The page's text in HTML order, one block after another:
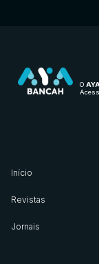
O
Início
Revistas
Jornais